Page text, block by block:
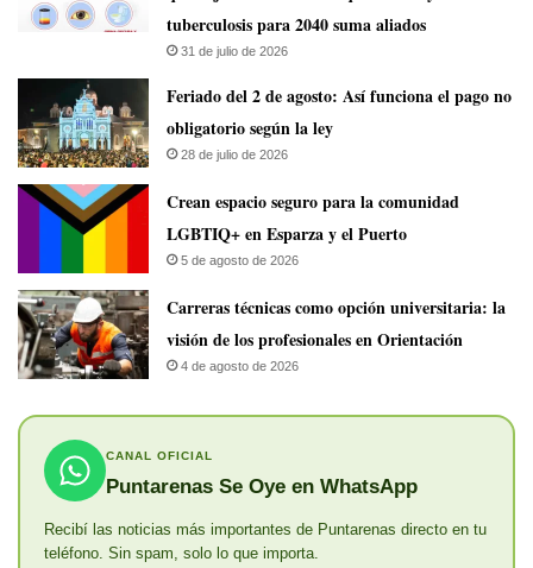
tuberculosis para 2040 suma aliados
31 de julio de 2026
Feriado del 2 de agosto: Así funciona el pago no
obligatorio según la ley
28 de julio de 2026
Crean espacio seguro para la comunidad
LGBTIQ+ en Esparza y el Puerto
5 de agosto de 2026
Carreras técnicas como opción universitaria: la
visión de los profesionales en Orientación
4 de agosto de 2026
CANAL OFICIAL
Puntarenas Se Oye en WhatsApp
Recibí las noticias más importantes de Puntarenas directo en tu
teléfono. Sin spam, solo lo que importa.